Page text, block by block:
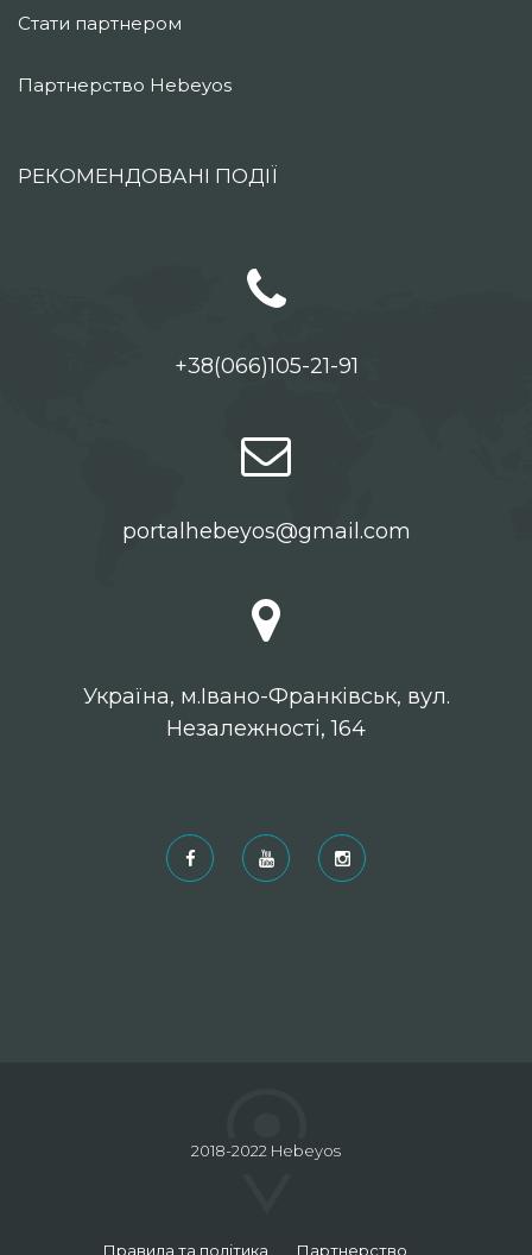
Стати партнером
Партнерство Hebeyos
РЕКОМЕНДОВАНІ ПОДІЇ
+38(066)105-21-91
portalhebeyos@gmail.com
Українa, м.Івано-Франківськ, вул.
Незалежності, 164
2018-2022 Hebeyos
Правила та політика Партнерство